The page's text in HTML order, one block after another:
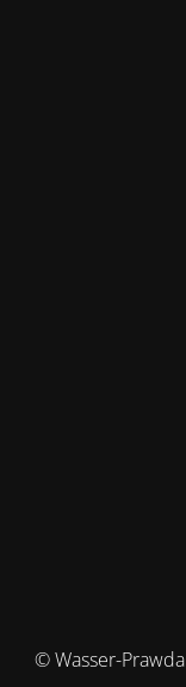
© Wasser-